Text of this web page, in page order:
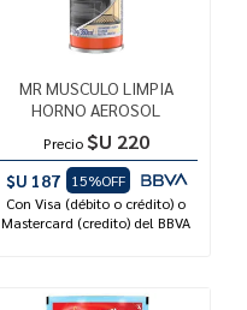
MR MUSCULO LIMPIA
HORNO AEROSOL
Precio $U 220
$U 187
15%OFF
Con Visa (débito o crédito) o
Mastercard (credito) del BBVA